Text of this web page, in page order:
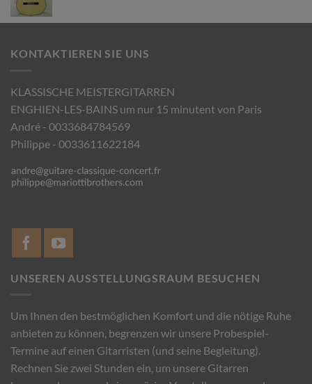
KONTAKTIEREN SIE UNS
KLASSISCHE MEISTERGITARREN
ENGHIEN-LES-BAINS um nur 15 minutent von Paris
André - 0033684784569
Philippe - 0033611622184
UNSEREN AUSSTELLUNGSRAUM BESUCHEN
Um Ihnen den bestmöglichen Komfort und die nötige Ruhe
anbieten zu können, begrenzen wir unsere Probespiel-
Termine auf einen Gitarristen (und seine Begleitung).
Rechnen Sie zwei Stunden ein, um unsere Gitarren